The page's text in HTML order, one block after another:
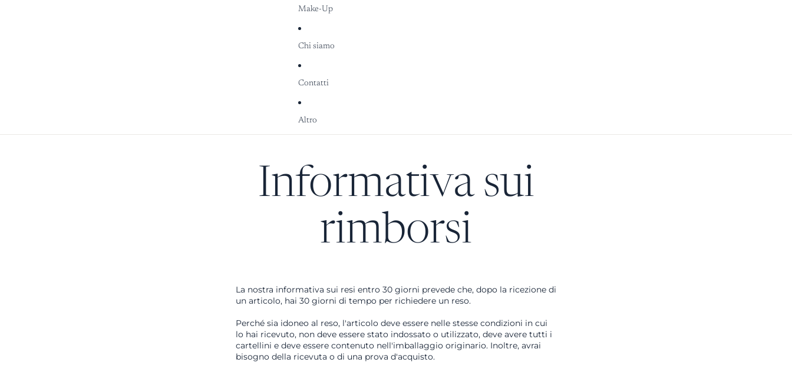
Make-Up
Chi siamo
Contatti
Altro
Informativa sui
rimborsi
La nostra informativa sui resi entro 30 giorni prevede che, dopo la ricezione di
un articolo, hai 30 giorni di tempo per richiedere un reso.
Perché sia idoneo al reso, l'articolo deve essere nelle stesse condizioni in cui
lo hai ricevuto, non deve essere stato indossato o utilizzato, deve avere tutti i
cartellini e deve essere contenuto nell'imballaggio originario. Inoltre, avrai
bisogno della ricevuta o di una prova d'acquisto.